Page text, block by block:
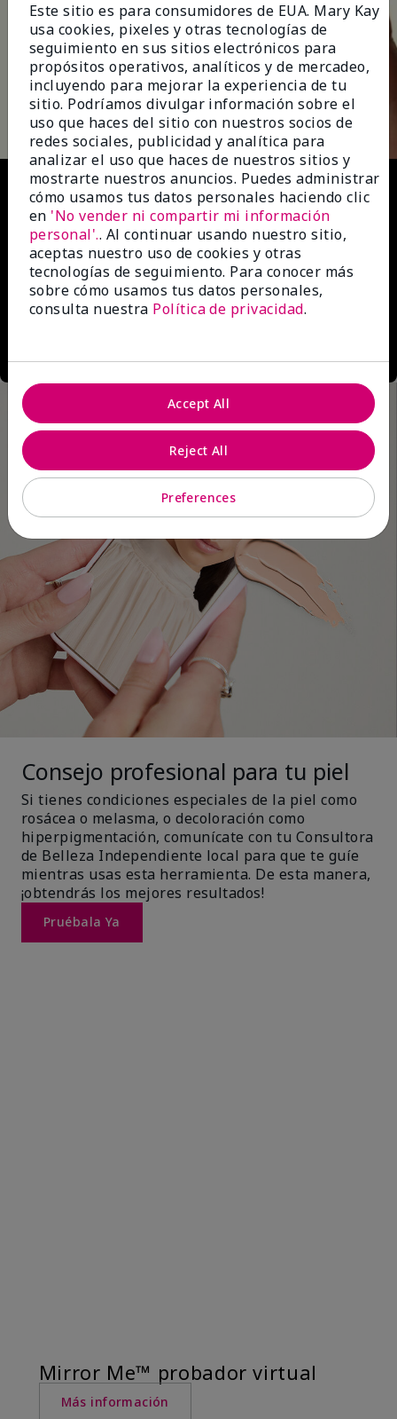
Play
Video
Consejo profesional para tu piel
Si tienes condiciones especiales de la piel como
rosácea o melasma, o decoloración como
hiperpigmentación, comunícate con tu Consultora
de Belleza Independiente local para que te guíe
mientras usas esta herramienta. De esta manera,
¡obtendrás los mejores resultados!
Pruébala Ya
Mirror Me™ probador virtual
Más información
Este sitio es para consumidores de EUA. Mary Kay
usa cookies, pixeles y otras tecnologías de
seguimiento en sus sitios electrónicos para
propósitos operativos, analíticos y de mercadeo,
incluyendo para mejorar la experiencia de tu
sitio. Podríamos divulgar información sobre el
uso que haces del sitio con nuestros socios de
redes sociales, publicidad y analítica para
analizar el uso que haces de nuestros sitios y
mostrarte nuestros anuncios. Puedes administrar
cómo usamos tus datos personales haciendo clic
en 'No vender ni compartir mi información
personal'.. Al continuar usando nuestro sitio,
aceptas nuestro uso de cookies y otras
tecnologías de seguimiento. Para conocer más
sobre cómo usamos tus datos personales,
consulta nuestra Política de privacidad.
Preferences
Reject All
Accept All